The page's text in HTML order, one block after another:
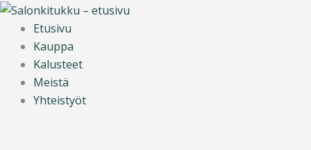
Siirry
sisältöönEtusivu
Kauppa
Kalusteet
Meistä
Yhteistyöt
Main
Menu